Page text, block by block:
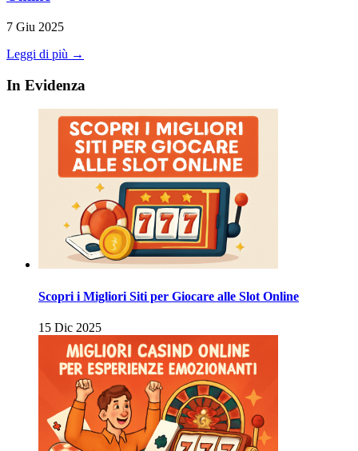
7 Giu 2025
Leggi di più →
In Evidenza
Scopri i Migliori Siti per Giocare alle Slot Online
15 Dic 2025